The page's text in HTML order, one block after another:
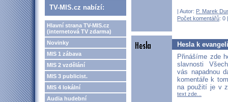
TV-MIS.cz nabízí:
Hlavní strana TV-MIS.cz
(internetová TV zdarma)
Novinky
MIS 1 zábava
MIS 2 vzdělání
MIS 3 publicist.
MIS 4 lokální
Audia hudební
| Autor: P. Marek
Počet komentářů: 0
Hesla k
Přinášíme zde
slavnosti
vás napadnou
komentáře k
na použití je v
text zde...